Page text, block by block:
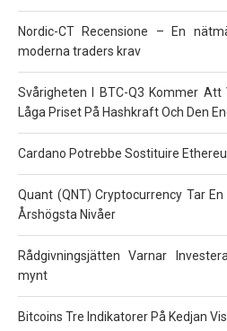
Nordic-CT Recensione – En
moderna traders krav
Svårigheten I BTC-Q3 Kommer
Låga Priset På Hashkraft Och Den
Cardano Potrebbe Sostituire
Quant (QNT) Cryptocurrency Tar
Årshögsta Nivåer
Rådgivningsjätten Varnar
mynt
Bitcoins Tre Indikatorer På Kedjan